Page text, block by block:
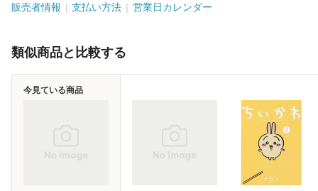
販売者情報 支払い方法 営業日カレンダー
類似商品と比較する
今見ている商品